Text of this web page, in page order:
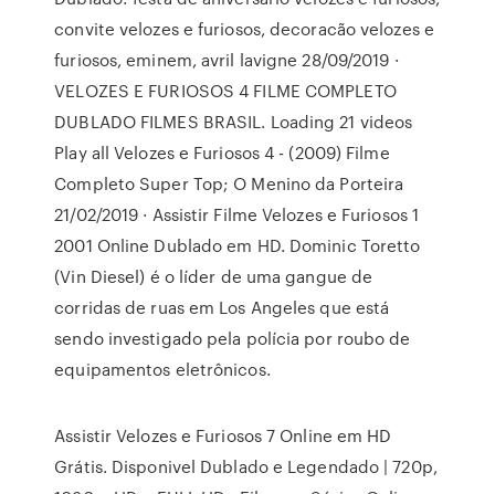
convite velozes e furiosos, decoracão velozes e
furiosos, eminem, avril lavigne 28/09/2019 ·
VELOZES E FURIOSOS 4 FILME COMPLETO
DUBLADO FILMES BRASIL. Loading 21 videos
Play all Velozes e Furiosos 4 - (2009) Filme
Completo Super Top; O Menino da Porteira
21/02/2019 · Assistir Filme Velozes e Furiosos 1
2001 Online Dublado em HD. Dominic Toretto
(Vin Diesel) é o líder de uma gangue de
corridas de ruas em Los Angeles que está
sendo investigado pela polícia por roubo de
equipamentos eletrônicos.
Assistir Velozes e Furiosos 7 Online em HD
Grátis. Disponivel Dublado e Legendado | 720p,